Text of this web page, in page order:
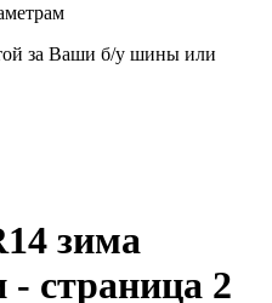
за Ваши б/у шины или
зима
страница 2